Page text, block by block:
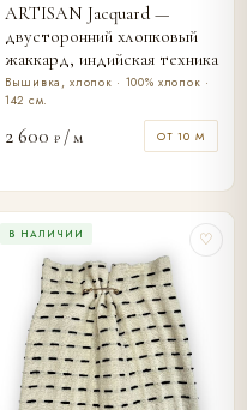
ARTISAN Jacquard —
двусторонний хлопковый
жаккард, индийская техника
Вышивка, хлопок · 100% хлопок ·
142 см.
2 600 ₽ / м ОТ 10 М
В НАЛИЧИИ ♡